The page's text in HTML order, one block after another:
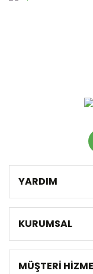
YARDIM
KURUMSAL
MÜŞTERİ